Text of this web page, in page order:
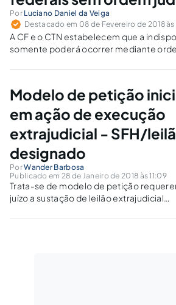
Por Luciano Daniel da Veiga
Destacado em 08 de Fevereiro de 2018 às
A CF e o CTN estabelecem que a
somente poderá ocorrer mediante
Modelo de petição
em ação de execução
extrajudicial - SFH/
designado
PorWander Barbosa
Publicado em 28 de Janeiro de 2018 às 11:09
Trata-se de modelo de petição
juízo a sustação de leilão extrajudicial
razão de suposta inadimplência do